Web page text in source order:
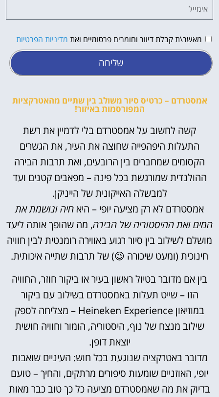
מאשר\ת קבלת דיוור וחומרים פרסומיים ואת מדיניות הפרטיות
שליחה
אמסטרדם – כרטיס סיור משולב בין שתיים מהאטרקציות
המפורסמות באיזור!
קשה לחשוב על אמסטרדם בלי לדמיין את רשת
התעלות היפהפייה שחוצה את העיר, את הגשרים
הקסומים שמחברים בין הרובעים, ואת תרבות הבירה
ההולנדית שמורגשת בכל פינה – מפאבים קטנים ועד
למבשלה האייקונית של הייניקן.
אמסטרדם לא רק מציעה יופי – היא חיה ונושמת את
המים ואת ההיסטוריה של הבירה, מה שהופך אותה ליעד
מושלם לשילוב בין סיור רגוע באווירה רומנטית לבין חוויה
חינוכית (ומעט שיכורה 😉) של תרבות שתייה איכותית.
בין אם מדובר בטיול ראשון בעיר או ביקור חוזר, החוויה
הזו – שייט תעלות באמסטרדם בשילוב עם ביקור
במוזיאון Heineken Experience – מצליחה לספק
שילוב מנצח של נוף, היסטוריה, הומור וחוויה חושית
יוצאת דופן.
מדובר באטרקציה שנוגעת בכל חוש: העיניים שואבות
יופי, האוזניים שומעות סיפורים מרתקים, והחיך – טועם
בדיוק את מה שאמסטרדם מציעה כל כך טוב כבר מאות